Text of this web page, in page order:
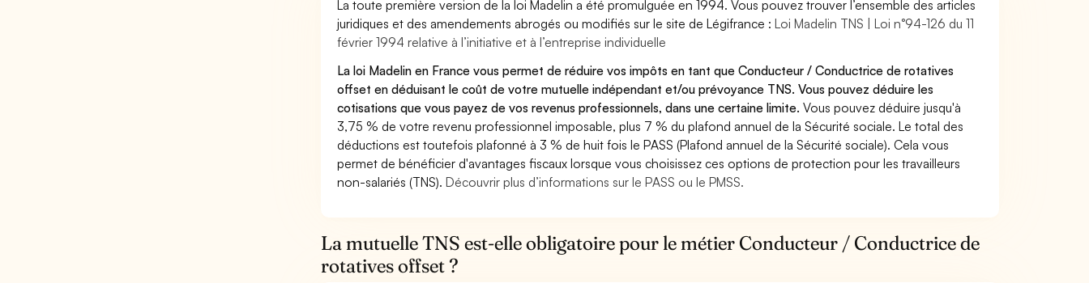
La toute première version de la loi Madelin a été promulguée en 1994. Vous pouvez trouver l’ensemble des articles
juridiques et des amendements abrogés ou modifiés sur le site de Légifrance :Loi Madelin TNS | Loi n°94-126 du 11
février 1994 relative à l’initiative et à l’entreprise individuelle
La loi Madelin en France vous permet de réduire vos impôts en tant que Conducteur / Conductrice de rotatives
offset en déduisant le coût de votre mutuelle indépendant et/ou prévoyance TNS. Vous pouvez déduire les
cotisations que vous payez de vos revenus professionnels, dans une certaine limite.Vous pouvez déduire jusqu'à
3,75 % de votre revenu professionnel imposable, plus 7 % du plafond annuel de la Sécurité sociale. Le total des
déductions est toutefois plafonné à 3 % de huit fois le PASS (Plafond annuel de la Sécurité sociale). Cela vous
permet de bénéficier d'avantages fiscaux lorsque vous choisissez ces options de protection pour les travailleurs
non-salariés (TNS).Découvrir plus d’informations sur le PASS ou le PMSS.
La mutuelle TNS est-elle obligatoire pour le métier Conducteur / Conductrice de
rotatives offset ?